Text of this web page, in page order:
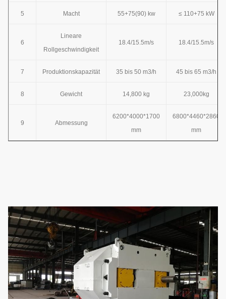
5 Macht 55+75(90) kw ≤ 110+75 kW
6
Lineare
Rollgeschwindigkeit
18.4/15.5m/s 18.4/15.5m/s
7 Produktionskapazität 35 bis 50 m3/h 45 bis 65 m3/h
8 Gewicht 14,800 kg 23,000kg
9 Abmessung
6200*4000*1700
mm
6800*4460*2860
mm